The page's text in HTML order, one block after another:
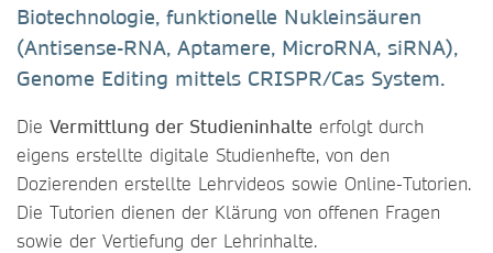
Biotechnologie, funktionelle Nukleinsäuren
(Antisense-RNA, Aptamere, MicroRNA, siRNA),
Genome Editing mittels CRISPR/Cas System.
Die Vermittlung der Studieninhalte erfolgt durch
eigens erstellte digitale Studienhefte, von den
Dozierenden erstellte Lehrvideos sowie Online-Tutorien.
Die Tutorien dienen der Klärung von offenen Fragen
sowie der Vertiefung der Lehrinhalte.